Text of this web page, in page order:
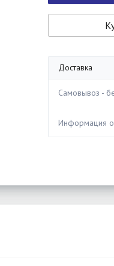
Доставка
Самовывоз -
Информация о